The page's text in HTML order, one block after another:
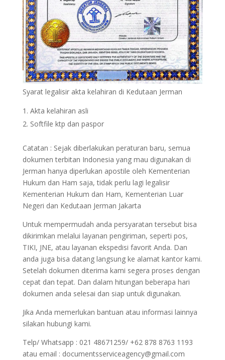
Syarat legalisir akta kelahiran di Kedutaan Jerman
Akta kelahiran asli
Softfile ktp dan paspor
Catatan : Sejak diberlakukan peraturan baru, semua
dokumen terbitan Indonesia yang mau digunakan di
Jerman hanya diperlukan apostile oleh Kementerian
Hukum dan Ham saja, tidak perlu lagi legalisir
Kementerian Hukum dan Ham, Kementerian Luar
Negeri dan Kedutaan Jerman Jakarta
Untuk mempermudah anda persyaratan tersebut bisa
dikirimkan melalui layanan pengiriman, seperti pos,
TIKI, JNE, atau layanan ekspedisi favorit Anda. Dan
anda juga bisa datang langsung ke alamat kantor kami.
Setelah dokumen diterima kami segera proses dengan
cepat dan tepat. Dan dalam hitungan beberapa hari
dokumen anda selesai dan siap untuk digunakan.
Jika Anda memerlukan bantuan atau informasi lainnya
silakan hubungi kami.
Telp/ Whatsapp : 021 48671259/ +62 878 8763 1193
atau email : documentsserviceagency@gmail.com